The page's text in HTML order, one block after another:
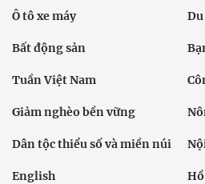
Ô tô xe máy
Bất động sản
Tuần Việt Nam
Giảm nghèo bền vững
Dân tộc thiểu số và miền núi
English